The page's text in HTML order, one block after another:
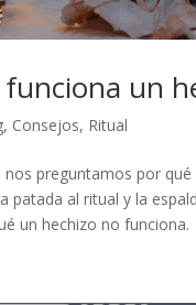
un
, Consejos, Ritual
nos preguntamos por
patada al ritual y la
un hechizo no funciona.